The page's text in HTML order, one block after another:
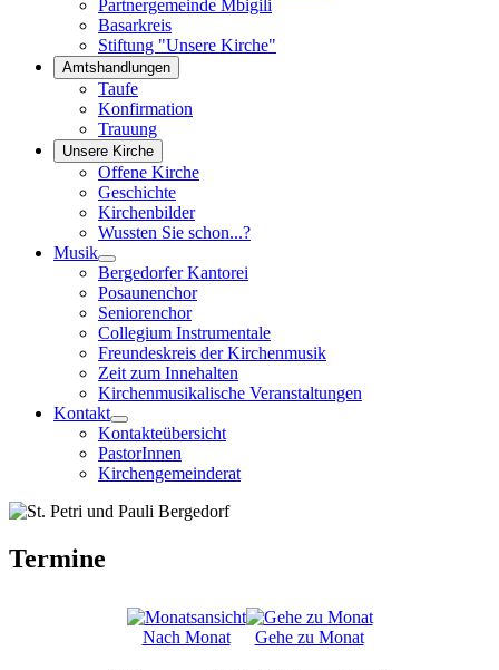
Partnergemeinde Mbigili
Basarkreis
Stiftung "Unsere Kirche"
Amtshandlungen
Taufe
Konfirmation
Trauung
Unsere Kirche
Offene Kirche
Geschichte
Kirchenbilder
Wussten Sie schon...?
Musik
Bergedorfer Kantorei
Posaunenchor
Seniorenchor
Collegium Instrumentale
Freundeskreis der Kirchenmusik
Zeit zum Innehalten
Kirchenmusikalische Veranstaltungen
Kontakt
Kontakteübersicht
PastorInnen
Kirchengemeinderat
Termine
Nach Monat Gehe zu Monat